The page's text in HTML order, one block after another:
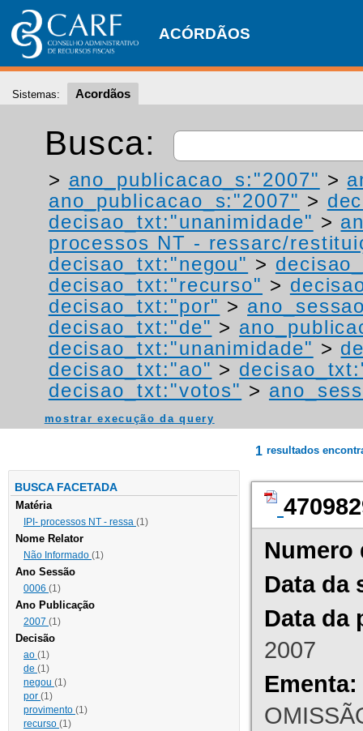
ACÓRDÃOS
Sistemas: Acordãos
Busca:
> ano_publicacao_s:"2007" >
ano_publicacao_s:"2007" >
decisao_txt:"unanimidade" >
processos NT - ressarc/
decisao_txt:"negou" >
decisao_txt:"recurso" >
decisao_txt:"por" >
decisao_txt:"de" >
decisao_txt:"unanimidade" >
decisao_txt:"ao" >
decisao_txt:"votos" >
mostrar execução da query
BUSCA FACETADA
Matéria
IPI- processos NT - ressa (1)
Nome Relator
Não Informado (1)
Ano Sessão
0006 (1)
Ano Publicação
2007 (1)
Decisão
ao (1)
de (1)
negou (1)
por (1)
provimento (1)
recurso (1)
1 resultados
Numero
Data da
Data da
2007
Ementa: